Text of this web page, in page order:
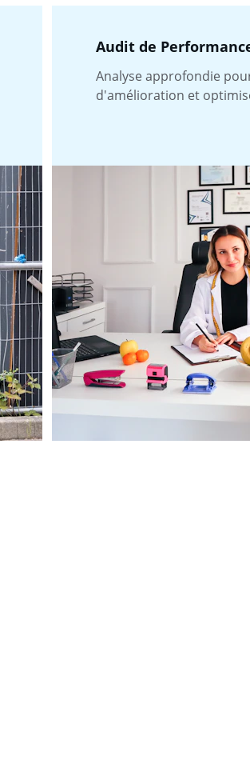
Audit de
Analyse approfondie
d'amélioration et